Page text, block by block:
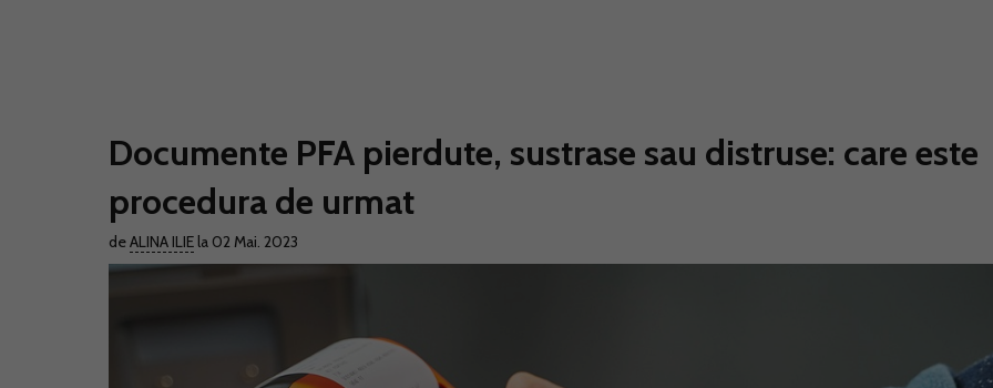
Documente PFA pierdute, sustrase sau distruse: care este
procedura de urmat
deALINA ILIE la 02 Mai. 2023